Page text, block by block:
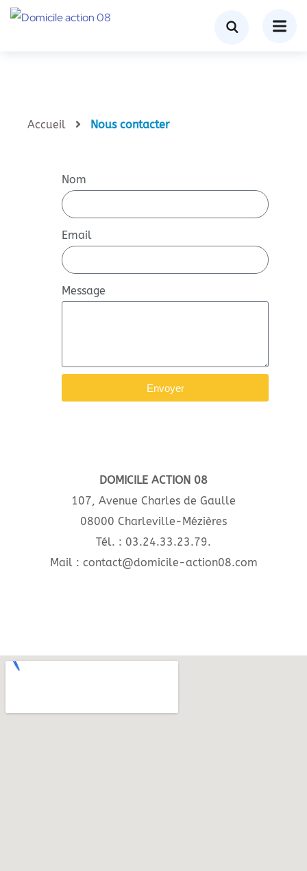
Accueil Nous contacter
Nom
Email
Message
Envoyer
DOMICILE ACTION 08
107, Avenue Charles de Gaulle
08000 Charleville-Mézières
Tél. : 03.24.33.23.79.
Mail : contact@domicile-action08.com